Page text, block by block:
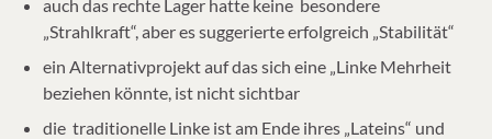
auch das rechte Lager hatte keine besondere
„Strahlkraft“, aber es suggerierte erfolgreich „Stabilität“
ein Alternativprojekt auf das sich eine „Linke Mehrheit
beziehen könnte, ist nicht sichtbar
die traditionelle Linke ist am Ende ihres „Lateins“ und